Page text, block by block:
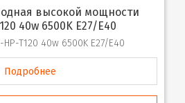
40w 6500K E27/E40
HP-T120 40w 6500K E27/E40
Подробнее